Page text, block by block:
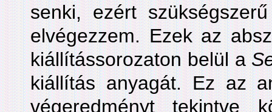
senki, ezért
elvégezzem. Ezek az
kiállítássorozaton belül a
kiállítás anyagát. Ez az
végeredményt tekintve